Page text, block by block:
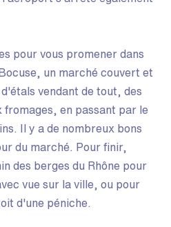
pour vous promener dans
un marché couvert et
vendant de tout, des
en passant par le
Il y a de nombreux bons
du marché. Pour finir,
des berges du Rhône pour
vue sur la ville, ou pour
d'une péniche.